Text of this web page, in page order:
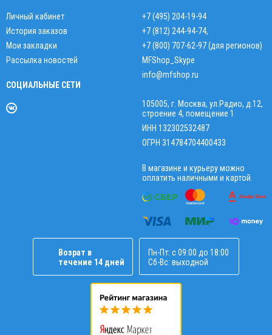
Личный кабинет
История заказов
Мои закладки
Рассылка новостей
СОЦИАЛЬНЫЕ СЕТИ
+7 (495) 204-19-94
+7 (812) 244-94-74,
+7 (800) 707-62-97 (для регионов)
MFShop_Skype
info@mfshop.ru
105005, г. Москва, ул.Радио, д.12,
строение 4, помещение 1
ИНН 132302532487
ОГРН 314784704400433
В магазине и курьеру можно
оплатить наличными и картой.
Возрат в
течение 14 дней
Пн-Пт: с 09:00 до 18:00
Сб-Вс: выходной